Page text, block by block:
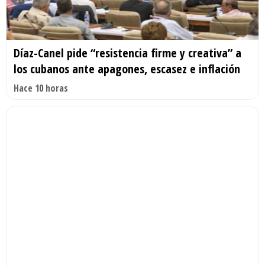
Díaz-Canel pide “resistencia firme y creativa” a
los cubanos ante apagones, escasez e inflación
Hace 10 horas